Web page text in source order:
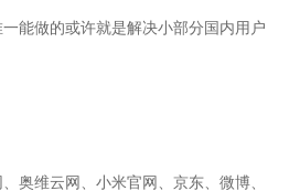
能做的或许就是解决小部分国内用户
奥维云网、小米官网、京东、微博、